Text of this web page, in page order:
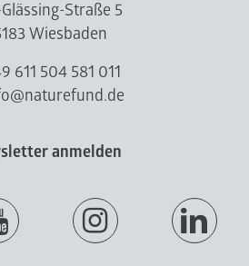
Straße 5
Wiesbaden
611 504 581 011
anmelden